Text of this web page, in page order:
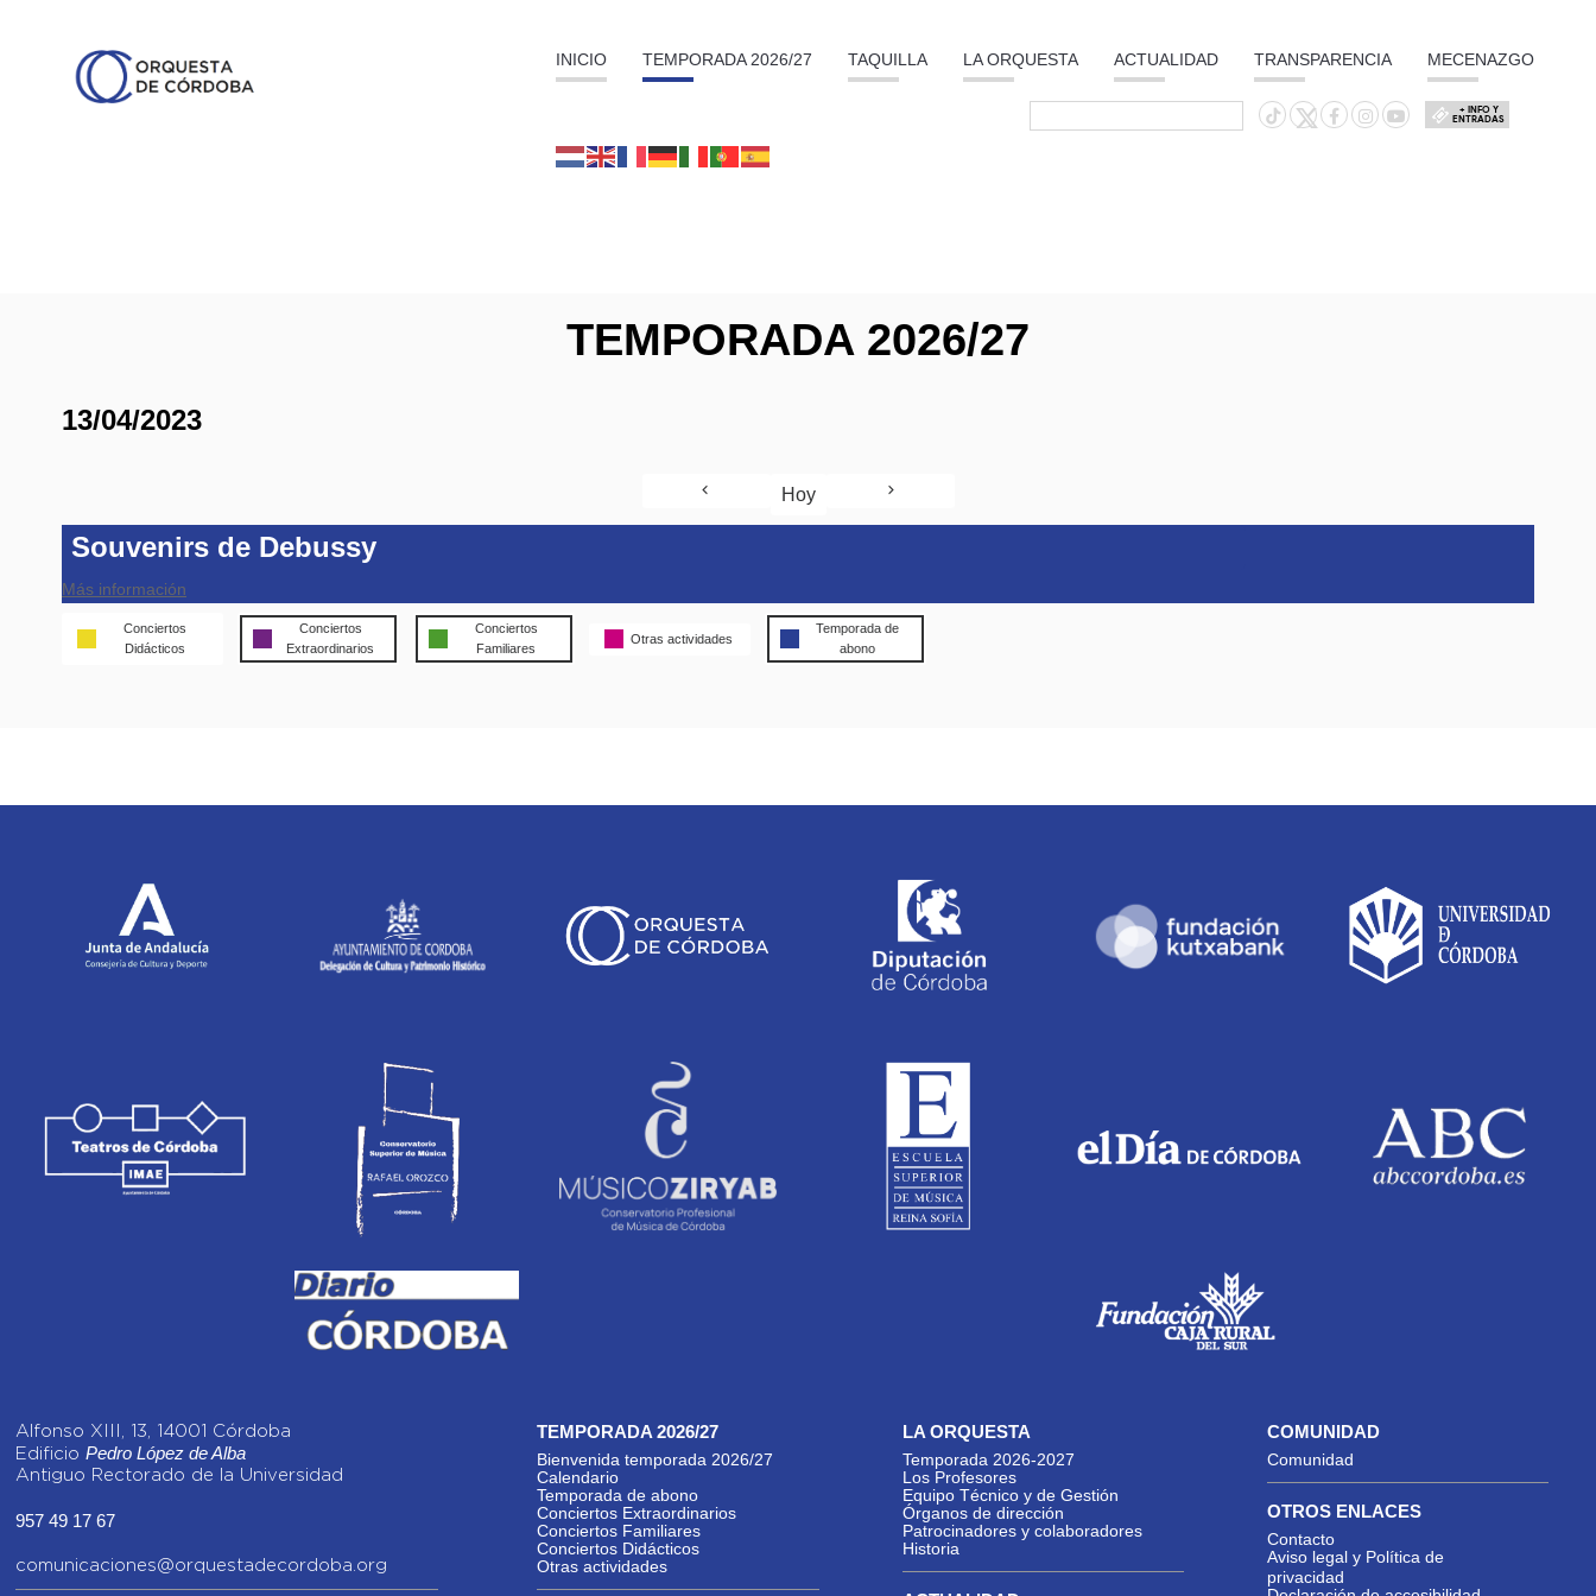
INICIO TEMPORADA 2026/27 TAQUILLA LA ORQUESTA ACTUALIDAD TRANSPARENCIA MECENAZGO
+ INFO Y
ENTRADAS
TEMPORADA 2026/27
13/04/2023
Hoy
Souvenirs de Debussy
Más información
Conciertos
Didácticos
Conciertos
Extraordinarios
Conciertos
Familiares
Otras actividades
Temporada de
abono
Alfonso XIII, 13, 14001 Córdoba
Edificio Pedro López de Alba
Antiguo Rectorado de la Universidad
957 49 17 67
comunicaciones@orquestadecordoba.org
TEMPORADA 2026/27
Bienvenida temporada 2026/27
Calendario
Temporada de abono
Conciertos Extraordinarios
Conciertos Familiares
Conciertos Didácticos
Otras actividades
LA ORQUESTA
Temporada 2026-2027
Los Profesores
Equipo Técnico y de Gestión
Órganos de dirección
Patrocinadores y colaboradores
Historia
COMUNIDAD
Comunidad
OTROS ENLACES
Contacto
Aviso legal y Política de
privacidad